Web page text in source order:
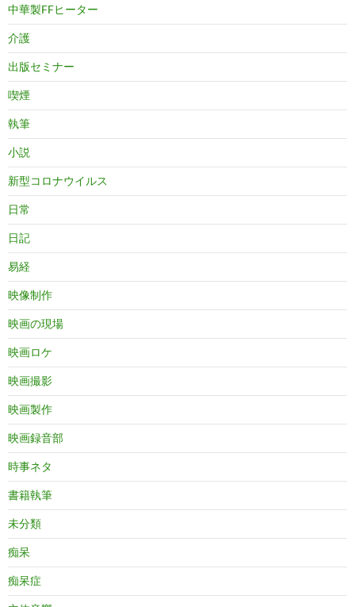
中華製FFヒーター
介護
出版セミナー
喫煙
執筆
小説
新型コロナウイルス
日常
日記
易経
映像制作
映画の現場
映画ロケ
映画撮影
映画製作
映画録音部
時事ネタ
書籍執筆
未分類
痴呆
痴呆症